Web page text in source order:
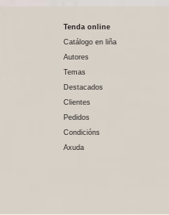
Tenda online
Catálogo en liña
Autores
Temas
Destacados
Clientes
Pedidos
Condicións
Axuda